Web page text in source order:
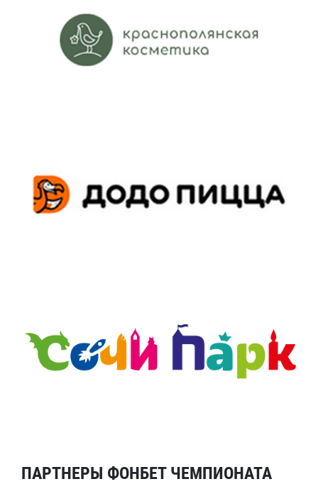
ПАРТНЕРЫ ФОНБЕТ ЧЕМПИОНАТА